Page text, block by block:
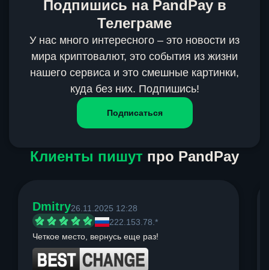
Подпишись на PandPay в
Телеграме
У нас много интересного – это новости из
мира криптовалют, это события из жизни
нашего сервиса и это смешные картинки,
куда без них. Подпишись!
Подписаться
Клиенты пишут про PandPay
Dmitry26.11.2025 12:28
222.153.78.*
Четкое место, вернусь еще раз!